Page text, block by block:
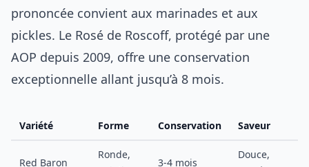
prononcée convient aux marinades et aux
pickles. Le Rosé de Roscoff, protégé par une
AOP depuis 2009, offre une conservation
exceptionnelle allant jusqu’à 8 mois.
Variété Forme Conservation Saveur
Red Baron
Ronde,
3-4 mois
Douce,